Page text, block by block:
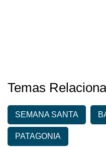
Temas
SEMANA SANTA
PATAGONIA